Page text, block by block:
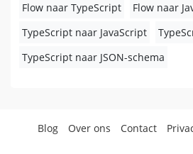
Flow naar TypeScript
Flow naar
TypeScript naar JavaScript
TypeScript naar JSON-schema
Blog Over ons Contact